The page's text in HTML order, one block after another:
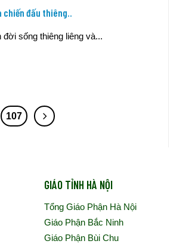
chiến đấu thiêng..
sống thiêng liêng và...
107
GIÁO TỈNH HÀ NỘI
Tổng Giáo Phận Hà Nội
Giáo Phận Bắc Ninh
Giáo Phận Bùi Chu